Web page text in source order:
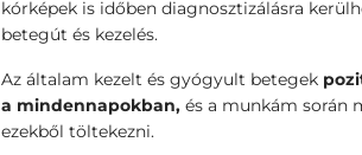
kórképek is időben diagnosztizálásra
betegút és kezelés.
Az általam kezelt és gyógyult betegek
a mindennapokban, és a munkám során
ezekből töltekezni.